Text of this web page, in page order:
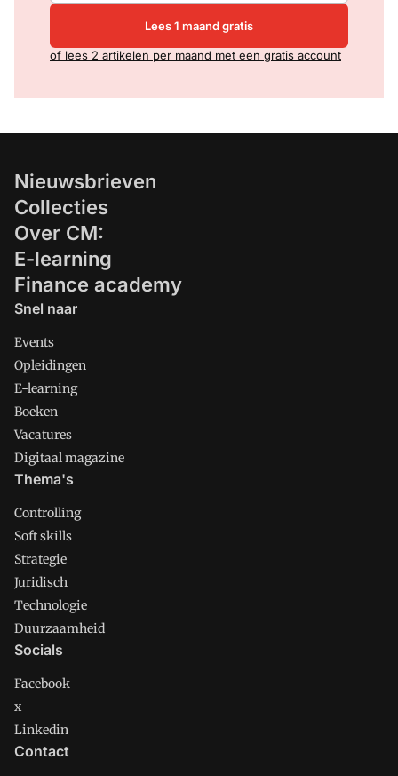
Lees 1 maand gratis
of lees 2 artikelen per maand met een gratis account
Nieuwsbrieven
Collecties
Over CM:
E-learning
Finance academy
Snel naar
Events
Opleidingen
E-learning
Boeken
Vacatures
Digitaal magazine
Thema's
Controlling
Soft skills
Strategie
Juridisch
Technologie
Duurzaamheid
Socials
Facebook
x
Linkedin
Contact